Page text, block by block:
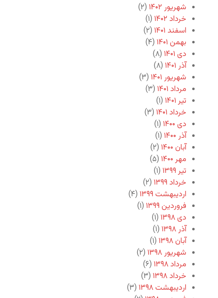
شهریور ۱۴۰۲
(۲)
خرداد ۱۴۰۲
(۱)
اسفند ۱۴۰۱
(۲)
بهمن ۱۴۰۱
(۴)
دی ۱۴۰۱
(۸)
آذر ۱۴۰۱
(۸)
شهریور ۱۴۰۱
(۳)
مرداد ۱۴۰۱
(۳)
تیر ۱۴۰۱
(۱)
خرداد ۱۴۰۱
(۳)
دی ۱۴۰۰
(۱)
آذر ۱۴۰۰
(۱)
آبان ۱۴۰۰
(۲)
مهر ۱۴۰۰
(۵)
تیر ۱۳۹۹
(۱)
خرداد ۱۳۹۹
(۲)
اردیبهشت ۱۳۹۹
(۴)
فروردین ۱۳۹۹
(۱)
دی ۱۳۹۸
(۱)
آذر ۱۳۹۸
(۱)
آبان ۱۳۹۸
(۱)
شهریور ۱۳۹۸
(۲)
مرداد ۱۳۹۸
(۶)
خرداد ۱۳۹۸
(۳)
اردیبهشت ۱۳۹۸
(۳)